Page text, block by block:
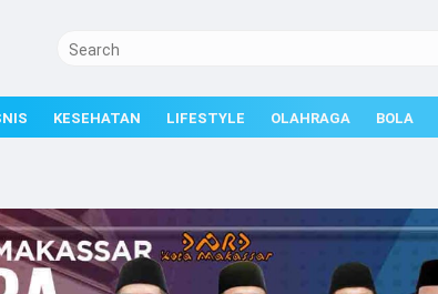
KESEHATAN LIFESTYLE OLAHRAGA BOLA